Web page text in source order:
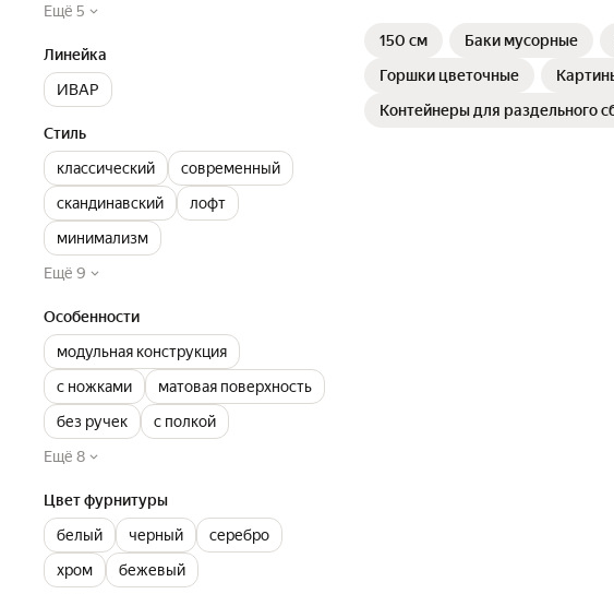
Ещё 5
Линейка
ИВАР
Стиль
классический
современный
скандинавский
лофт
минимализм
Ещё 9
Особенности
модульная конструкция
с ножками
матовая поверхность
без ручек
с полкой
Ещё 8
Цвет фурнитуры
белый
черный
серебро
хром
бежевый
150 см Баки мусорные
Горшки цветочные
Контейнеры для раздельного